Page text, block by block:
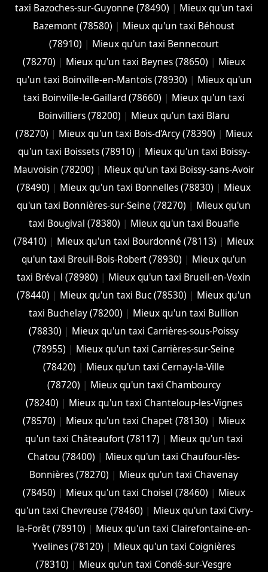
taxi Bazoches-sur-Guyonne (78490) | Mieux qu'un taxi
Bazemont (78580) | Mieux qu'un taxi Béhoust
(78910) | Mieux qu'un taxi Bennecourt
(78270) | Mieux qu'un taxi Beynes (78650) | Mieux
qu'un taxi Boinville-en-Mantois (78930) | Mieux qu'un
taxi Boinville-le-Gaillard (78660) | Mieux qu'un taxi
Boinvilliers (78200) | Mieux qu'un taxi Blaru
(78270) | Mieux qu'un taxi Bois-d'Arcy (78390) | Mieux
qu'un taxi Boissets (78910) | Mieux qu'un taxi Boissy-
Mauvoisin (78200) | Mieux qu'un taxi Boissy-sans-Avoir
(78490) | Mieux qu'un taxi Bonnelles (78830) | Mieux
qu'un taxi Bonnières-sur-Seine (78270) | Mieux qu'un
taxi Bougival (78380) | Mieux qu'un taxi Bouafle
(78410) | Mieux qu'un taxi Bourdonné (78113) | Mieux
qu'un taxi Breuil-Bois-Robert (78930) | Mieux qu'un
taxi Bréval (78980) | Mieux qu'un taxi Brueil-en-Vexin
(78440) | Mieux qu'un taxi Buc (78530) | Mieux qu'un
taxi Buchelay (78200) | Mieux qu'un taxi Bullion
(78830) | Mieux qu'un taxi Carrières-sous-Poissy
(78955) | Mieux qu'un taxi Carrières-sur-Seine
(78420) | Mieux qu'un taxi Cernay-la-Ville
(78720) | Mieux qu'un taxi Chambourcy
(78240) | Mieux qu'un taxi Chanteloup-les-Vignes
(78570) | Mieux qu'un taxi Chapet (78130) | Mieux
qu'un taxi Châteaufort (78117) | Mieux qu'un taxi
Chatou (78400) | Mieux qu'un taxi Chaufour-lès-
Bonnières (78270) | Mieux qu'un taxi Chavenay
(78450) | Mieux qu'un taxi Choisel (78460) | Mieux
qu'un taxi Chevreuse (78460) | Mieux qu'un taxi Civry-
la-Forêt (78910) | Mieux qu'un taxi Clairefontaine-en-
Yvelines (78120) | Mieux qu'un taxi Coignières
(78310) | Mieux qu'un taxi Condé-sur-Vesgre